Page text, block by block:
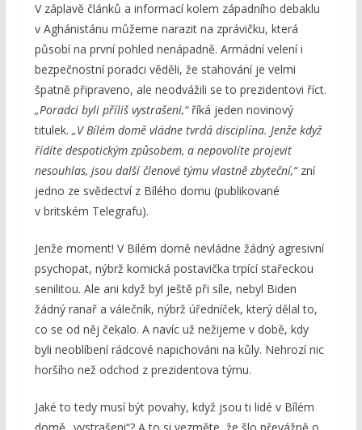
V záplavě článků a informací kolem západního debaklu
v Aghánistánu můžeme narazit na zprávičku, která
působí na první pohled nenápadně. Armádní velení i
bezpečnostní poradci věděli, že stahování je velmi
špatně připraveno, ale neodvážili se to prezidentovi říct.
„Poradci byli příliš vystrašeni,“říká jeden novinový
titulek. „V Bílém domě vládne tvrdá disciplína. Jenže když
řídíte despotickým způsobem, a nepovolíte projevit
nesouhlas, jsou další členové týmu vlastně zbyteční,“zní
jedno ze svědectví z Bílého domu (publikované
v britském Telegrafu).
Jenže moment! V Bílém domě nevládne žádný agresivní
psychopat, nýbrž komická postavička trpící stařeckou
senilitou. Ale ani když byl ještě při síle, nebyl Biden
žádný ranař a válečník, nýbrž úředníček, který dělal to,
co se od něj čekalo. A navíc už nežijeme v době, kdy
byli neoblíbení rádcové napichováni na kůly. Nehrozí nic
horšího než odchod z prezidentova týmu.
Jaké to tedy musí být povahy, když jsou ti lidé v Bílém